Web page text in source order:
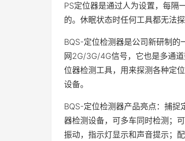
PS定位器是通过人为设置，每隔
的。休眠状态时任何工具都无法
BQS-定位检测器是公司新研制
网2G/3G/4G信号，它也是多通
位器检测工具，用来探测各种定
设备。
​BQS-定位检测器产品亮点：捕
器检测设备，可多车同时检测；
振动，指示灯显示和声音提示；